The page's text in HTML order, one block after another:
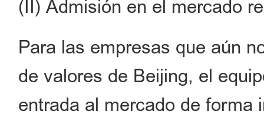
(II) Admisión en el mercado
Para las empresas que aún
de valores de Beijing, el
entrada al mercado de forma